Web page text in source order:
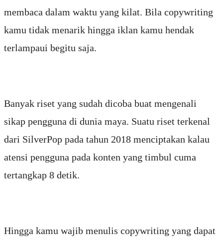
membaca dalam waktu yang kilat. Bila copywriting
kamu tidak menarik hingga iklan kamu hendak
terlampaui begitu saja.
Banyak riset yang sudah dicoba buat mengenali
sikap pengguna di dunia maya. Suatu riset terkenal
dari SilverPop pada tahun 2018 menciptakan kalau
atensi pengguna pada konten yang timbul cuma
tertangkap 8 detik.
Hingga kamu wajib menulis copywriting yang dapat